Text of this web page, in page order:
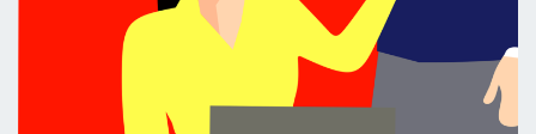
Bouw & Vastgoed Bouwrecht
Faillissementen Faillissementsrecht